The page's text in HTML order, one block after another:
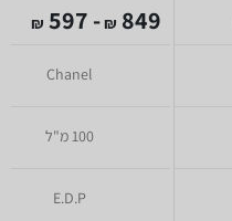
849
₪
- 597
₪
Chanel
100 מ"ל
E.D.P